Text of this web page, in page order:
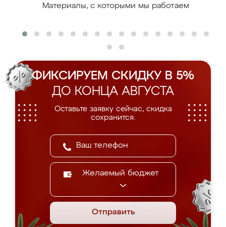
Материалы, с которыми мы работаем
ФИКСИРУЕМ СКИДКУ В 5%
ДО КОНЦА АВГУСТА
Оставьте заявку сейчас, скидка
сохранится.
Желаемый бюджет
Отправить